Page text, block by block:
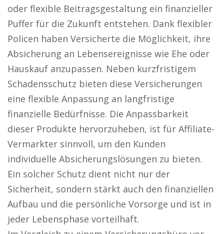
oder flexible Beitragsgestaltung ein finanzieller
Puffer für die Zukunft entstehen. Dank flexibler
Policen haben Versicherte die Möglichkeit, ihre
Absicherung an Lebensereignisse wie Ehe oder
Hauskauf anzupassen. Neben kurzfristigem
Schadensschutz bieten diese Versicherungen
eine flexible Anpassung an langfristige
finanzielle Bedürfnisse. Die Anpassbarkeit
dieser Produkte hervorzuheben, ist für Affiliate-
Vermarkter sinnvoll, um den Kunden
individuelle Absicherungslösungen zu bieten.
Ein solcher Schutz dient nicht nur der
Sicherheit, sondern stärkt auch den finanziellen
Aufbau und die persönliche Vorsorge und ist in
jeder Lebensphase vorteilhaft.